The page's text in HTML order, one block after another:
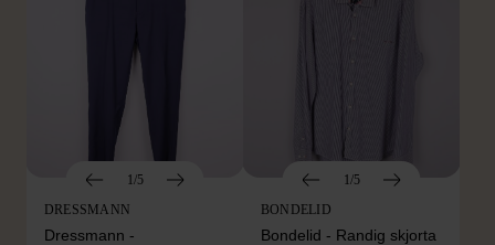
1/5
DRESSMANN
Dressmann -
1/5
BONDELID
Bondelid - Randig skjorta